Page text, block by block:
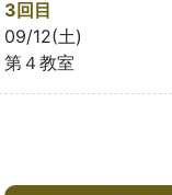
3回目
09/12(土)
第４教室